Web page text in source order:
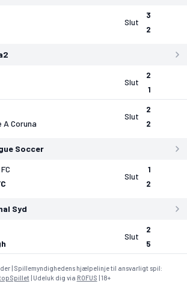
Slut
3
2
Slut
2
1
Coruna
Slut
2
2
Soccer
Slut
1
2
Syd
Slut
2
5
| Spillemyndighedens hjælpelinje til ansvarligt spil:
| Udeluk dig via ROFUS | 18+